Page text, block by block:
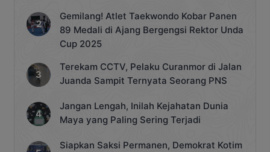
Gemilang! Atlet Taekwondo Kobar Panen
89 Medali di Ajang Bergengsi Rektor Unda
Cup 2025
Terekam CCTV, Pelaku Curanmor di Jalan
Juanda Sampit Ternyata Seorang PNS
Jangan Lengah, Inilah Kejahatan Dunia
Maya yang Paling Sering Terjadi
Siapkan Saksi Permanen, Demokrat Kotim